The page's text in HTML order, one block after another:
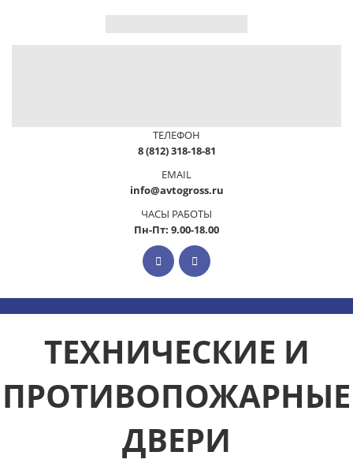
ТЕЛЕФОН
8 (812) 318-18-81
EMAIL
info@avtogross.ru
ЧАСЫ РАБОТЫ
Пн-Пт: 9.00-18.00
ТЕХНИЧЕСКИЕ И
ПРОТИВОПОЖАРНЫЕ
ДВЕРИ